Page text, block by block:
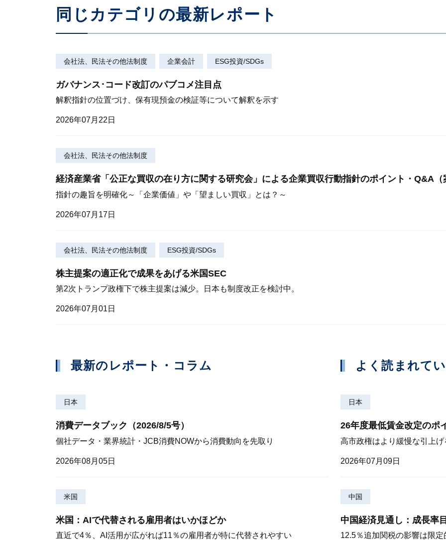
同じカテゴリの最新レポート
会社法、民法その他法制度 企業会計 ESG投資/SDGs
ガバナンス･コード改訂のパブコメ注目点
解釈指針の位置づけ、保有現預金の検証等について解釈を示す
2026年07月22日
会社法、民法その他法制度
経済産業省「公正な買収の在り方に関する研究会」による企業買収行動指針のポイント・Q&A（
指針の趣旨を明確化～「企業価値」や「望ましい買収」とは？～
2026年07月17日
会社法、民法その他法制度 ESG投資/SDGs
株主提案の適正化で成果をあげる米国SEC
第2次トランプ政権下で株主提案は減少。日本も制度改正を検討中。
2026年07月01日
最新のレポート・コラム
日本
消費データブック（2026/8/5号）
個社データ・業界統計・JCB消費NOWから消費動向を先取り
2026年08月05日
米国
米国：AIで代替される雇用者はいかほどか
直近で4％、AI活用が広がれば11％の雇用者が特に代替されやすい
よく読まれて
日本
26年度最低賃金改定のポ
高市政権はより緩慢な引上
2026年07月09日
中国
中国経済見通し：成長率
12.5％追加関税の影響は限